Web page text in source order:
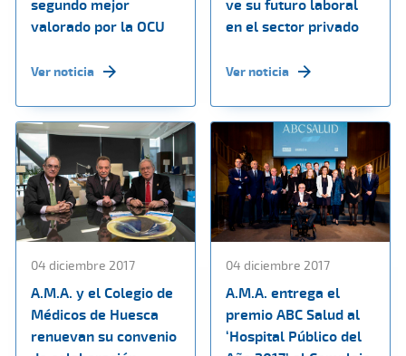
segundo mejor
valorado por la OCU
Ver noticia
ve su futuro laboral
en el sector privado
Ver noticia
04 diciembre 2017
A.M.A. y el Colegio de
Médicos de Huesca
renuevan su convenio
04 diciembre 2017
A.M.A. entrega el
premio ABC Salud al
‘Hospital Público del